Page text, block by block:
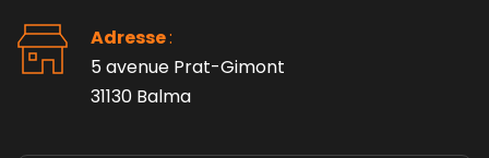
Adresse :
5 avenue Prat-Gimont
31130 Balma